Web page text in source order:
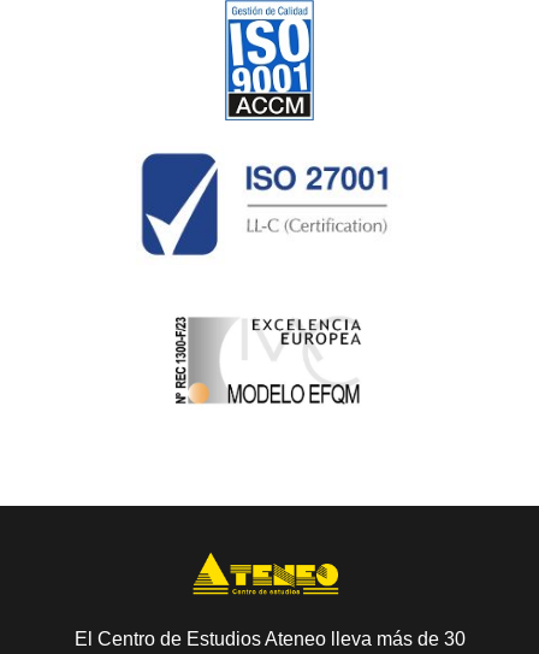
El Centro de Estudios Ateneo lleva más de 30